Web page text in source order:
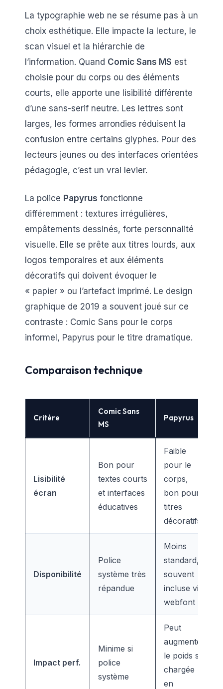
La typographie web ne se résume pas à un
choix esthétique. Elle impacte la lecture, le
scan visuel et la hiérarchie de
l’information. Quand Comic Sans MS est
choisie pour du corps ou des éléments
courts, elle apporte une lisibilité différente
d’une sans-serif neutre. Les lettres sont
larges, les formes arrondies réduisent la
confusion entre certains glyphes. Pour des
lecteurs jeunes ou des interfaces orientées
pédagogie, c’est un vrai levier.
La police Papyrus fonctionne
différemment : textures irrégulières,
empâtements dessinés, forte personnalité
visuelle. Elle se prête aux titres lourds, aux
logos temporaires et aux éléments
décoratifs qui doivent évoquer le
« papier » ou l’artefact imprimé. Le design
graphique de 2019 a souvent joué sur ce
contraste : Comic Sans pour le corps
informel, Papyrus pour le titre dramatique.
Comparaison technique
Critère
Comic Sans
MS
Papyrus
Lisibilité
écran
Bon pour
textes courts
et interfaces
éducatives
Faible
pour le
corps,
bon pour
titres
décoratifs
Disponibilité
Police
système très
répandue
Moins
standard,
souvent
incluse via
webfont
Impact perf.
Minime si
police
système
Peut
augmenter
le poids si
chargée
en